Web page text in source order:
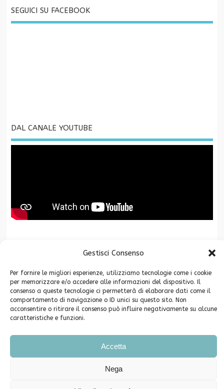
Gestisci Consenso
Per fornire le migliori esperienze, utilizziamo tecnologie come i cookie
per memorizzare e/o accedere alle informazioni del dispositivo. Il
consenso a queste tecnologie ci permetterà di elaborare dati come il
comportamento di navigazione o ID unici su questo sito. Non
acconsentire o ritirare il consenso può influire negativamente su alcune
caratteristiche e funzioni.
Accetta
Nega
SEGUICI SU FACEBOOK
DAL CANALE YOUTUBE
Privacy
Piazza Grifoni 12 – 56028 San Miniato (PI) C.F. 91003640504
Iscrizione Registro Persone Giuridiche Prefettura di Pisa n. 62